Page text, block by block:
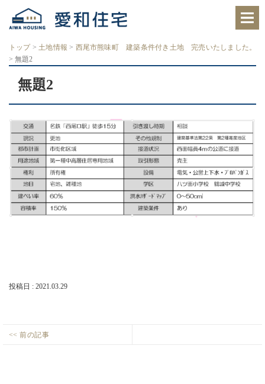
知
県
尾
市、
の
宅
会
社
で、
ク
レ
岡
営
トップ>土地情報 > 西尾市熊味町 建築条件付き土地 完売いたしました。
> 無題2
無題2
投稿日 : 2021.03.29
投<< 前の記事